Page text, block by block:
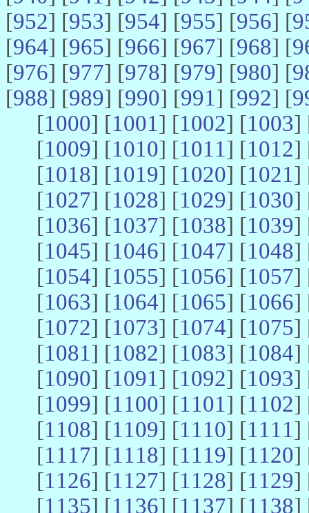
[952] [953] [954] [955] [956] [
[964] [965] [966] [967] [968] [
[976] [977] [978] [979] [980] [
[988] [989] [990] [991] [992] [
[1000] [1001] [1002] [1003]
[1009] [1010] [1011] [1012]
[1018] [1019] [1020] [1021]
[1027] [1028] [1029] [1030]
[1036] [1037] [1038] [1039]
[1045] [1046] [1047] [1048]
[1054] [1055] [1056] [1057]
[1063] [1064] [1065] [1066]
[1072] [1073] [1074] [1075]
[1081] [1082] [1083] [1084]
[1090] [1091] [1092] [1093]
[1099] [1100] [1101] [1102]
[1108] [1109] [1110] [1111]
[1117] [1118] [1119] [1120]
[1126] [1127] [1128] [1129]
[1135] [1136] [1137] [1138]